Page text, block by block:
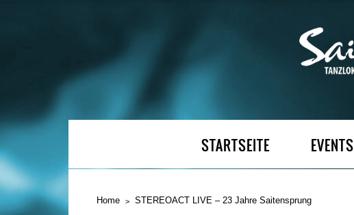
STARTSEITE EVENTS
Home STEREOACT LIVE – 23 Jahre Saitensprung